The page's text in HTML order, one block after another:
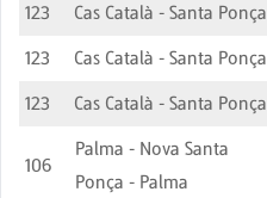
123 Cas Català - Santa Ponça
123
Cas Català - Santa Ponça
123
Cas Català - Santa Ponça
106
Palma - Nova Santa
Ponça - Palma